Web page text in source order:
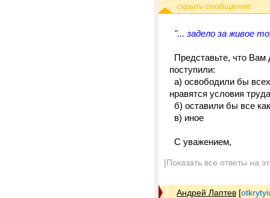
"... задело за живое
Представьте, что
поступили:
а) освободили бы
нравятся условия
б) оставили бы все
в) иное
С уважением,
[Показать все ответы на
Андрей Лаптев [